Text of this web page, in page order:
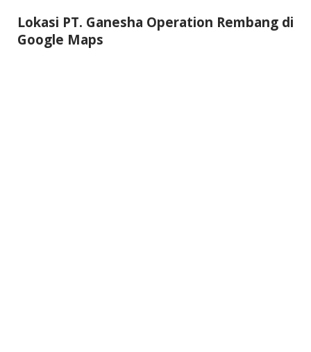
Lokasi PT. Ganesha Operation Rembang di
Google Maps